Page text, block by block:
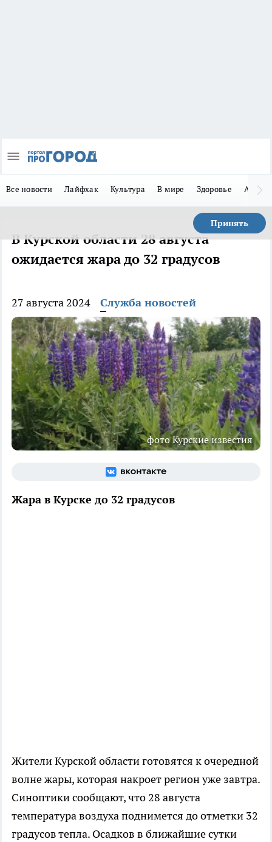
Все новости Лайфхак Культура В мире Здоровье Авто
Принять
В Курской области 28 августа
ожидается жара до 32 градусов
27 августа 2024 Служба новостей
фото Курские известия
Жара в Курске до 32 градусов
Жители Курской области готовятся к очередной
волне жары, которая накроет регион уже завтра.
Синоптики сообщают, что 28 августа
температура воздуха поднимется до отметки 32
градусов тепла. Осадков в ближайшие сутки